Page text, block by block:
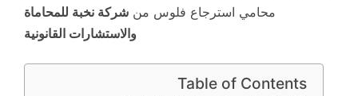
محامي استرجاع فلوس من شركة نخبة للمحاماة
والاستشارات القانونية
Table of Contents